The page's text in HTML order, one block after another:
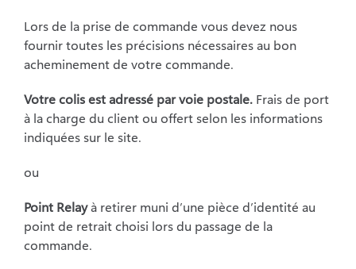
Lors de la prise de commande vous devez nous
fournir toutes les précisions nécessaires au bon
acheminement de votre commande.
Votre colis est adressé par voie postale.Frais de port
à la charge du client ou offert selon les informations
indiquées sur le site.
ou
Point Relayà retirer muni d’une pièce d’identité au
point de retrait choisi lors du passage de la
commande.